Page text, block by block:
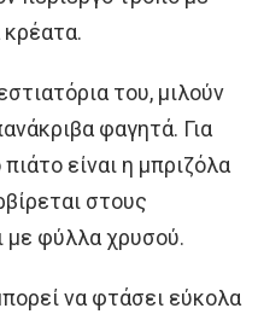
κρέατα.
του, μιλούν
φαγητά. Για
είναι η μπριζόλα
στους
με φύλλα χρυσού.
να φτάσει εύκολα